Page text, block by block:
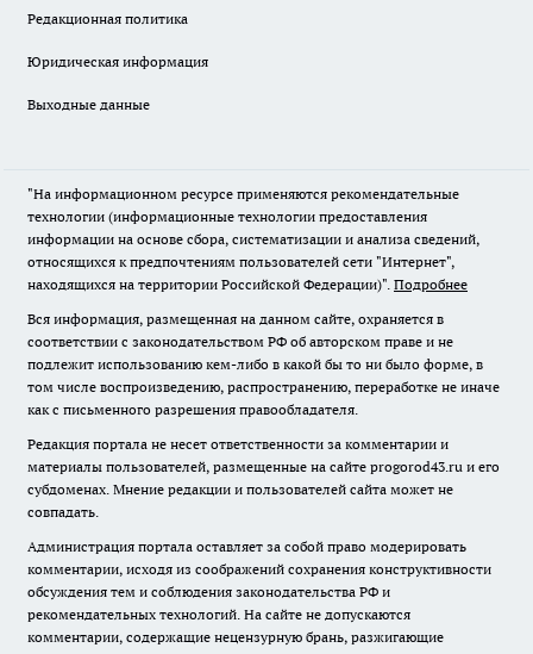
Редакционная политика
Юридическая информация
Выходные данные
"На информационном ресурсе применяются рекомендательные
технологии (информационные технологии предоставления
информации на основе сбора, систематизации и анализа сведений,
относящихся к предпочтениям пользователей сети "Интернет",
находящихся на территории Российской Федерации)". Подробнее
Вся информация, размещенная на данном сайте, охраняется в
соответствии с законодательством РФ об авторском праве и не
подлежит использованию кем-либо в какой бы то ни было форме, в
том числе воспроизведению, распространению, переработке не иначе
как с письменного разрешения правообладателя.
Редакция портала не несет ответственности за комментарии и
материалы пользователей, размещенные на сайте progorod43.ru и его
субдоменах. Мнение редакции и пользователей сайта может не
совпадать.
Администрация портала оставляет за собой право модерировать
комментарии, исходя из соображений сохранения конструктивности
обсуждения тем и соблюдения законодательства РФ и
рекомендательных технологий. На сайте не допускаются
комментарии, содержащие нецензурную брань, разжигающие